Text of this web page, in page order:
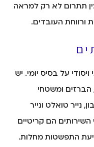
תתרום לא רק למראה
העובדים.
על בסיס יומי. יש
הברזים ומשטחי
נייר טואלט ונייר
השירותים הם קריטיים
התפשטות מחלות.